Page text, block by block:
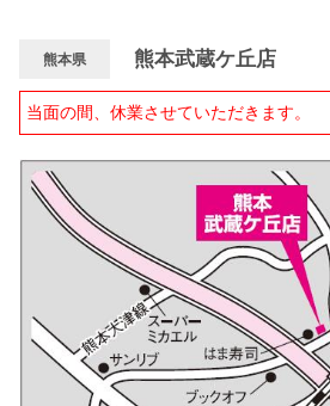
熊本県 熊本武蔵ケ丘店
当面の間、休業させていただきます。